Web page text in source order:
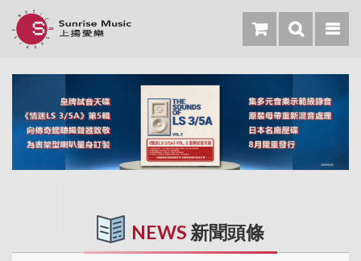
NEWS 新聞頭條